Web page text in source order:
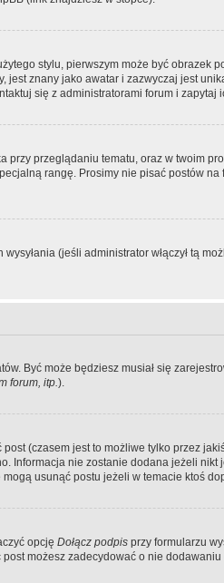
stylu, pierwszym może być
znany jako awatar i zazwyczaj jest
się z administratorami forum i zapytaj
przeglądaniu tematu, oraz w twoim
rangę. Prosimy nie pisać postów
(jeśli administrator włączył tą
Być może będziesz musiał się
forum, itp.).
(czasem jest to możliwe tylko przez
nie zostanie dodana jeżeli
usunąć postu jeżeli w temacie ktoś
opcję Dołącz podpis przy formularzu
możesz zadecydować o nie